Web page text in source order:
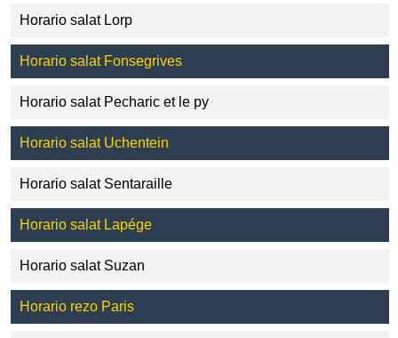
Horario salat Lorp
Horario salat Fonsegrives
Horario salat Pecharic et le py
Horario salat Uchentein
Horario salat Sentaraille
Horario salat Lapége
Horario salat Suzan
Horario rezo Paris